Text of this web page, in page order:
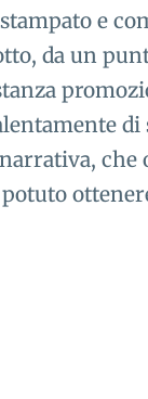
e
da un
di
che